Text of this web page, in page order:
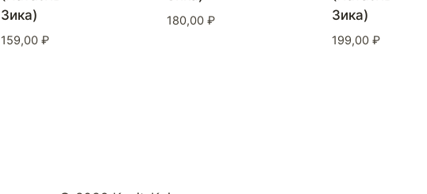
Зика)
159,00 ₽
180,00 ₽
Зика)
199,00 ₽